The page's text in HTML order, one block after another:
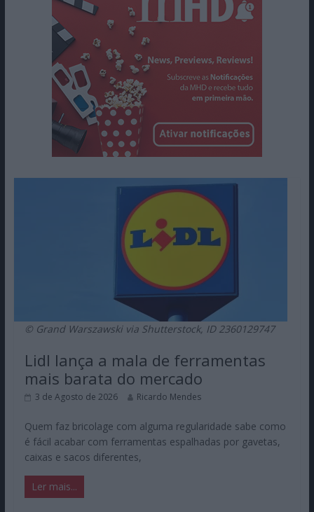
© Grand Warszawski via Shutterstock, ID 2360129747
Lidl lança a mala de ferramentas
mais barata do mercado
3 de Agosto de 2026 Ricardo Mendes
Quem faz bricolage com alguma regularidade sabe como
é fácil acabar com ferramentas espalhadas por gavetas,
caixas e sacos diferentes,
Ler mais...